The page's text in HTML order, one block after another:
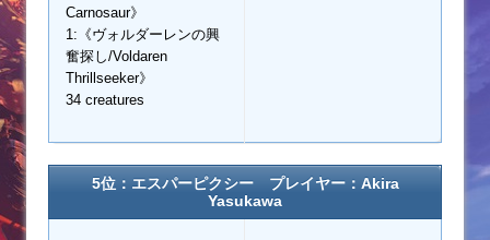
Carnosaur》
1:《ヴォルダーレンの興
奮探し/Voldaren
Thrillseeker》
34 creatures
5位：エスパーピクシー プレイヤー：Akira
Yasukawa